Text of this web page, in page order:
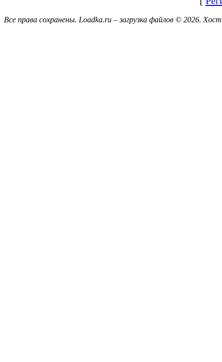
Все права сохранены. Loadka.ru – загрузка файлов © 2026.